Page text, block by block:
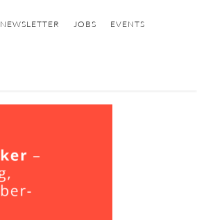
NEWSLETTER JOBS EVENTS